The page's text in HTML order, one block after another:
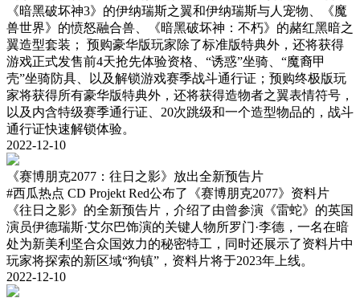
《暗黑破坏神3》的伊纳瑞斯之翼和伊纳瑞斯与人宠物、《魔
兽世界》的愤怒融合兽、《暗黑破坏神：不朽》的赭红黑暗之
翼造型套装； 预购豪华版玩家除了标准版特典外，还将获得
游戏正式发售前4天抢先体验资格、“诱惑”坐骑、“魔裔甲
壳”坐骑防具、以及解锁游戏赛季战斗通行证；预购终极版玩
家将获得所有豪华版特典外，还将获得造物者之翼表情符号，
以及内含特级赛季通行证、20次跳级和一个造型物品的，战斗
通行证快速解锁体验。
2022-12-10
《赛博朋克2077：往日之影》放出全新预告片
#西瓜热点 CD Projekt Red公布了《赛博朋克2077》资料片
《往日之影》的全新预告片，介绍了由曾参演《雷蛇》的英国
演员伊德瑞斯·艾尔巴饰演的关键人物所罗门·李德，一名在暗
处为新美利坚合众国效力的秘密特工，同时还展示了资料片中
玩家将探索的新区域“狗镇”，资料片将于2023年上线。
2022-12-10